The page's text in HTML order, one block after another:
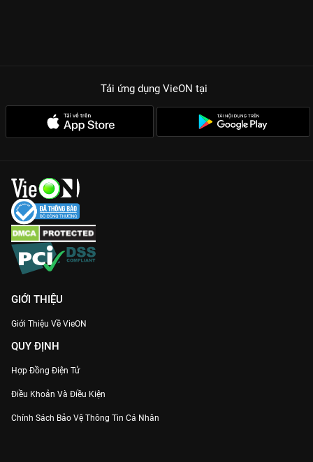
Tải ứng dụng VieON tại
GIỚI THIỆU
Giới Thiệu Về VieON
QUY ĐỊNH
Hợp Đồng Điện Tử
Điều Khoản Và Điều Kiện
Chính Sách Bảo Vệ Thông Tin Cá Nhân